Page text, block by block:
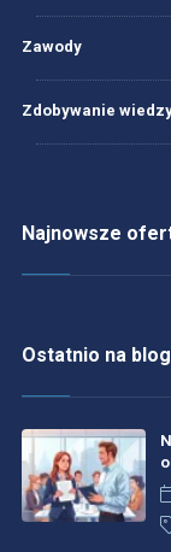
Zawody
Zdobywanie
Najnowsze
Ostatnio na